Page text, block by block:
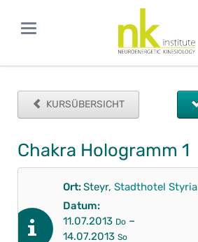
KURSÜBERSICHT
Chakra Hologramm 1
Ort:Steyr, Stadthotel Styria
Datum:
11.07.2013 Do–
14.07.2013 So